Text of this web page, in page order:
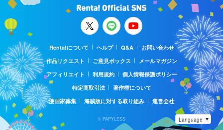
Renta!について ヘルプ Q&A
お問い合わせ
作品リクエスト
ご意見ボックス
メールマガジン
アフィリエイト
利用規約
個人情報保護ポリシー
特定商取引法
著作権について
漫画家募集
海賊版に対する取り組み 運営会社
© PAPYLESS